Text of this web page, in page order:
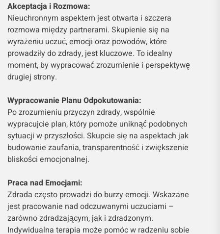
Akceptacja i Rozmowa:
Nieuchronnym aspektem jest otwarta i szczera
rozmowa między partnerami. Skupienie się na
wyrażeniu uczuć, emocji oraz powodów, które
prowadziły do zdrady, jest kluczowe. To idealny
moment, by wypracować zrozumienie i perspektywę
drugiej strony.
Wypracowanie Planu Odpokutowania:
Po zrozumieniu przyczyn zdrady, wspólnie
wypracujcie plan, który pomoże uniknąć podobnych
sytuacji w przyszłości. Skupcie się na aspektach jak
budowanie zaufania, transparentność i zwiększenie
bliskości emocjonalnej.
Praca nad Emocjami:
Zdrada często prowadzi do burzy emocji. Wskazane
jest pracowanie nad odczuwanymi uczuciami –
zarówno zdradzającym, jak i zdradzonym.
Indywidualna terapia może pomóc w radzeniu sobie